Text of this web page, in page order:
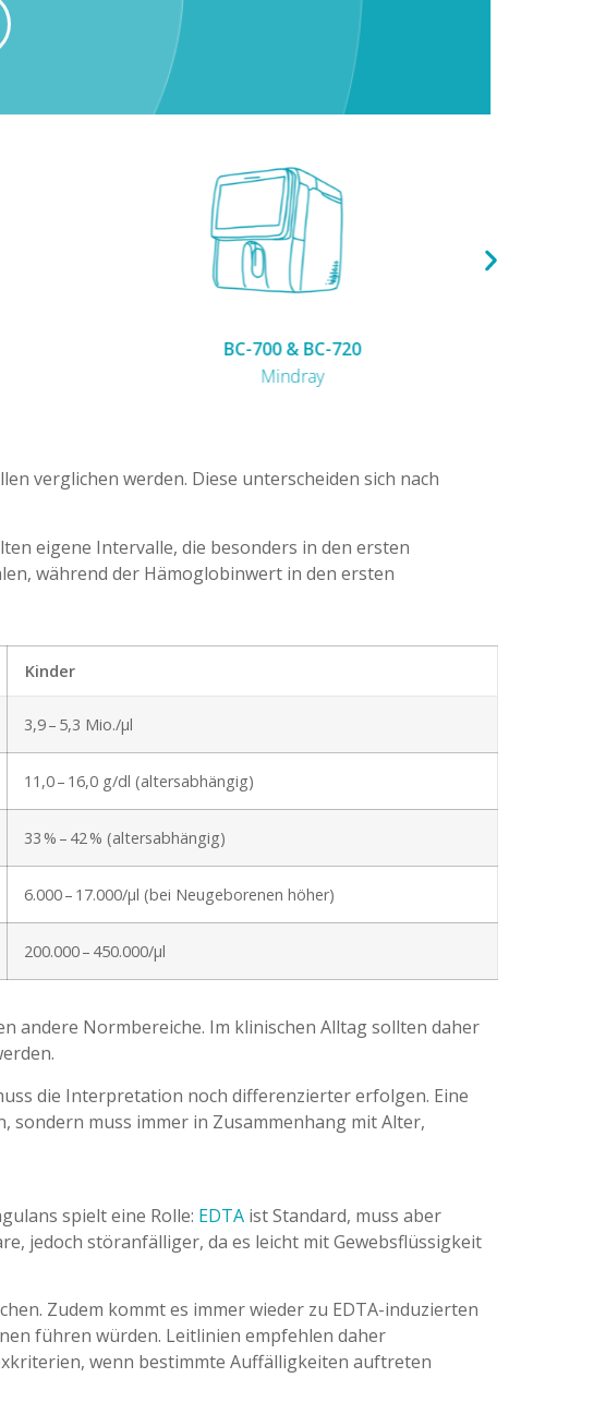
MS4CRP
Melet Schloesing
verglichen werden. Diese unterscheiden sich nach
eigene Intervalle, die besonders in den ersten
während der Hämoglobinwert in den ersten
Kinder
3,9 – 5,3 Mio./µl
11,0 – 16,0 g/dl (altersabhängig)
33 % – 42 % (altersabhängig)
6.000 – 17.000/µl (bei Neugeborenen höher)
200.000 – 450.000/µl
andere Normbereiche. Im klinischen Alltag sollten daher
die Interpretation noch differenzierter erfolgen. Eine
sondern muss immer in Zusammenhang mit Alter,
spielt eine Rolle: EDTA ist Standard, muss aber
jedoch störanfälliger, da es leicht mit Gewebsflüssigkeit
Zudem kommt es immer wieder zu EDTA-induzierten
führen würden. Leitlinien empfehlen daher
wenn bestimmte Auffälligkeiten auftreten